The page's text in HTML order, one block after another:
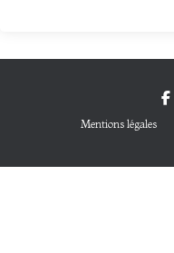
Mentions légales